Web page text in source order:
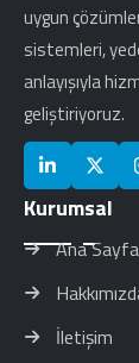
uygun
sistemleri,
anlayışıyla
geliştiriyoruz.
Kurumsal
Ana Sayfa
İletişim